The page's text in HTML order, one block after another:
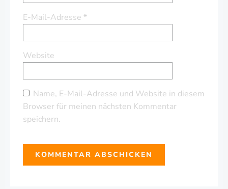
E-Mail-Adresse *
Website
Name, E-Mail-Adresse und Website in diesem
Browser für meinen nächsten Kommentar
speichern.